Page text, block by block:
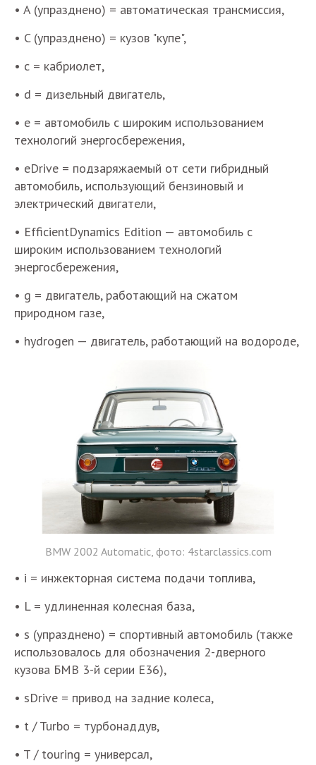
• A (упразднено) = автоматическая трансмиссия,
• C (упразднено) = кузов "купе",
• c = кабриолет,
• d = дизельный двигатель,
• e = автомобиль с широким использованием
технологий энергосбережения,
• eDrive = подзаряжаемый от сети гибридный
автомобиль, использующий бензиновый и
электрический двигатели,
• EfficientDynamics Edition — автомобиль с
широким использованием технологий
энергосбережения,
• g = двигатель, работающий на сжатом
природном газе,
• hydrogen — двигатель, работающий на водороде,
BMW 2002 Automatic, фото: 4starclassics.com​
• i = инжекторная система подачи топлива,
• L = удлиненная колесная база,
• s (упразднено) = спортивный автомобиль (также
использовалось для обозначения 2-дверного
кузова БМВ 3-й серии E36),
• sDrive = привод на задние колеса,
• t / Turbo = турбонаддув,
• T / touring = универсал,